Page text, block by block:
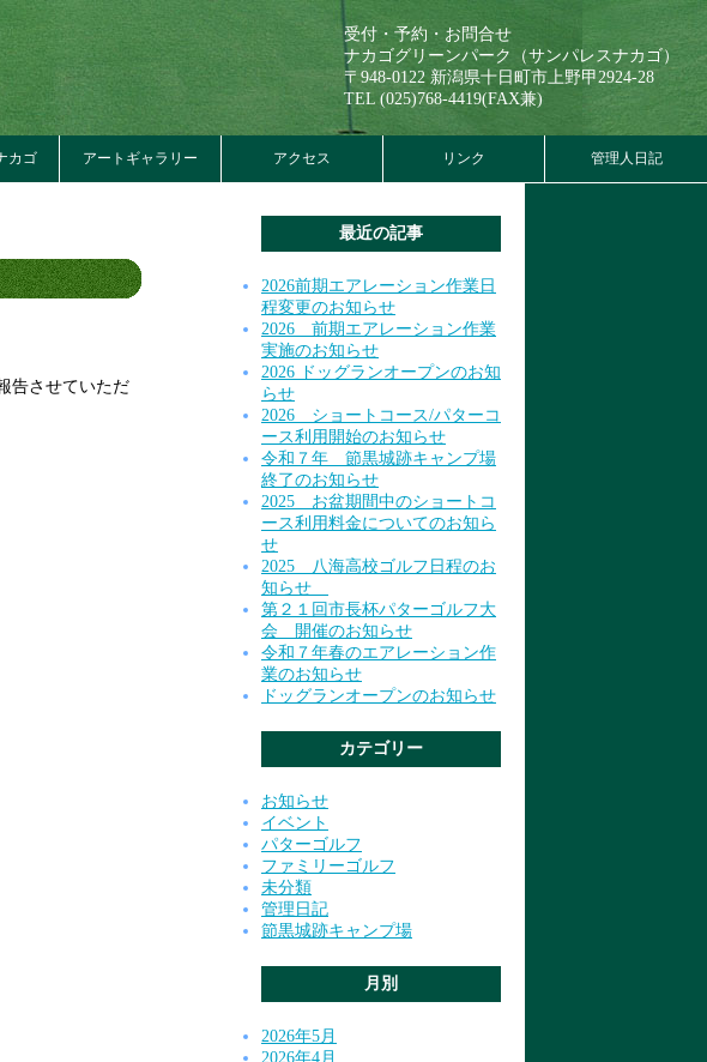
受付・予約・お問合せ
ナカゴグリーンパーク（サンパレスナカゴ）
〒948-0122 新潟県十日町市上野甲2924-28
TEL (025)768-4419(FAX兼)
カゴ アートギャラリー アクセス リンク 管理人日記
告させていただ
最近の記事
2026前期エアレーション作業日
程変更のお知らせ
2026 前期エアレーション作業
実施のお知らせ
2026 ドッグランオープンのお知
らせ
2026 ショートコース/パターコ
ース利用開始のお知らせ
令和７年 節黒城跡キャンプ場
終了のお知らせ
2025 お盆期間中のショートコ
ース利用料金についてのお知ら
せ
2025 八海高校ゴルフ日程のお
知らせ
第２１回市長杯パターゴルフ大
会 開催のお知らせ
令和７年春のエアレーション作
業のお知らせ
ドッグランオープンのお知らせ
カテゴリー
お知らせ
イベント
パターゴルフ
ファミリーゴルフ
未分類
管理日記
節黒城跡キャンプ場
月別
2026年5月
2026年4月